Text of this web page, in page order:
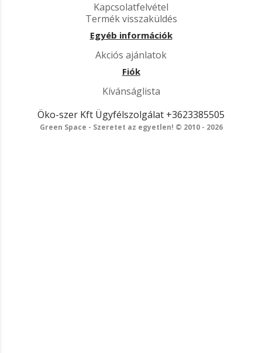
Kapcsolatfelvétel
Termék visszaküldés
Egyéb információk
Akciós ajánlatok
Fiók
Kívánságlista
Öko-szer Kft Ügyfélszolgálat +3623385505
Green Space - Szeretet az egyetlen! © 2010 - 2026